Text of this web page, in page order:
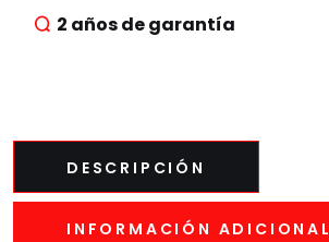
2 años de garantía
DESCRIPCIÓN
INFORMACIÓN ADICIONAL